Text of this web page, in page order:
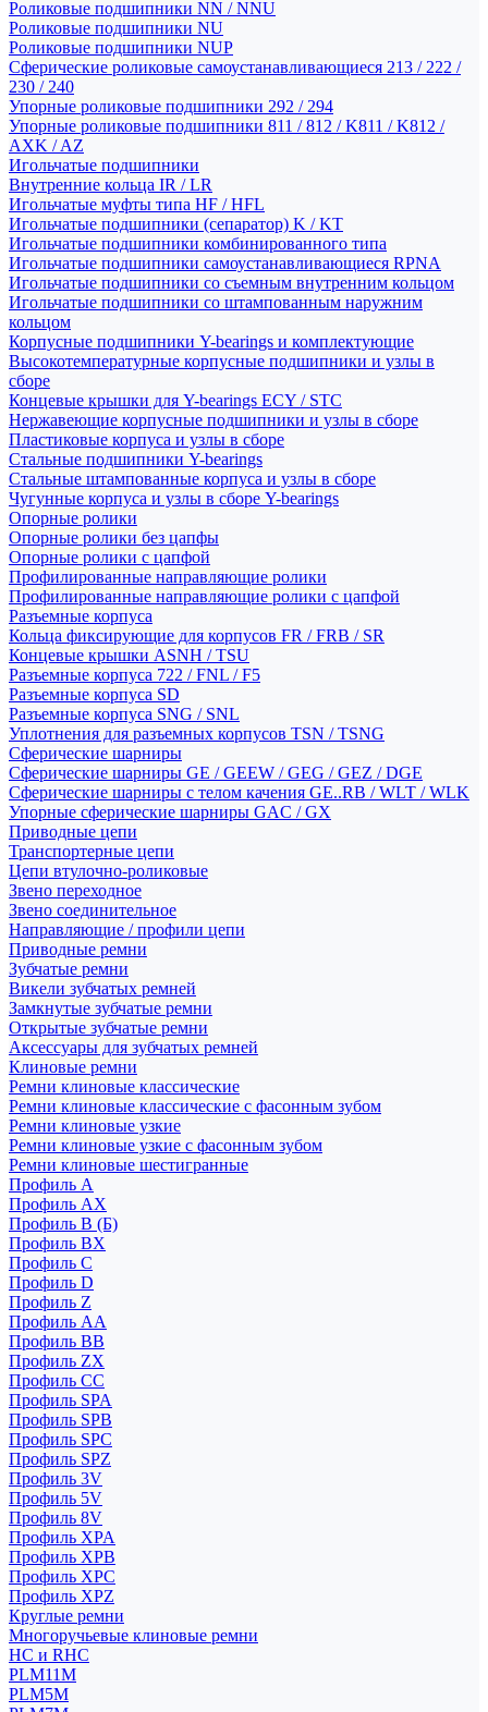
Роликовые подшипники NN / NNU
Роликовые подшипники NU
Роликовые подшипники NUP
Сферические роликовые самоустанавливающиеся 213 / 222 /
230 / 240
Упорные роликовые подшипники 292 / 294
Упорные роликовые подшипники 811 / 812 / K811 / K812 /
AXK / AZ
Игольчатые подшипники
Внутренние кольца IR / LR
Игольчатые муфты типа HF / HFL
Игольчатые подшипники (сепаратор) K / KT
Игольчатые подшипники комбинированного типа
Игольчатые подшипники самоустанавливающиеся RPNA
Игольчатые подшипники со съемным внутренним кольцом
Игольчатые подшипники со штампованным наружним
кольцом
Корпусные подшипники Y-bearings и комплектующие
Высокотемпературные корпусные подшипники и узлы в
сборе
Концевые крышки для Y-bearings ECY / STC
Нержавеющие корпусные подшипники и узлы в сборе
Пластиковые корпуса и узлы в сборе
Стальные подшипники Y-bearings
Стальные штампованные корпуса и узлы в сборе
Чугунные корпуса и узлы в сборе Y-bearings
Опорные ролики
Опорные ролики без цапфы
Опорные ролики с цапфой
Профилированные направляющие ролики
Профилированные направляющие ролики с цапфой
Разъемные корпуса
Кольца фиксирующие для корпусов FR / FRB / SR
Концевые крышки ASNH / TSU
Разъемные корпуса 722 / FNL / F5
Разъемные корпуса SD
Разъемные корпуса SNG / SNL
Уплотнения для разъемных корпусов TSN / TSNG
Сферические шарниры
Сферические шарниры GE / GEEW / GEG / GEZ / DGE
Сферические шарниры с телом качения GE..RB / WLT / WLK
Упорные сферические шарниры GAC / GX
Приводные цепи
Транспортерные цепи
Цепи втулочно-роликовые
Звено переходное
Звено соединительное
Направляющие / профили цепи
Приводные ремни
Зубчатые ремни
Викели зубчатых ремней
Замкнутые зубчатые ремни
Открытые зубчатые ремни
Аксессуары для зубчатых ремней
Клиновые ремни
Ремни клиновые классические
Ремни клиновые классические с фасонным зубом
Ремни клиновые узкие
Ремни клиновые узкие с фасонным зубом
Ремни клиновые шестигранные
Профиль A
Профиль AX
Профиль B (Б)
Профиль BX
Профиль C
Профиль D
Профиль Z
Профиль АА
Профиль BB
Профиль ZX
Профиль CC
Профиль SPA
Профиль SPB
Профиль SPC
Профиль SPZ
Профиль 3V
Профиль 5V
Профиль 8V
Профиль XPA
Профиль XPB
Профиль XPC
Профиль XPZ
Круглые ремни
Многоручьевые клиновые ремни
HC и RHC
PLM11M
PLM5M